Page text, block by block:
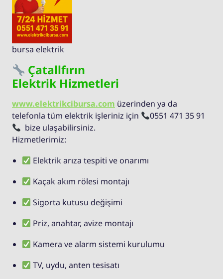
bursa elektrik
Çatallfırın
Elektrik Hizmetleri
www.elektrikcibursa.com üzerinden ya da
telefonla tüm elektrik işleriniz için
0551 471 35 91
bize ulaşabilirsiniz.
Hizmetlerimiz:
Elektrik arıza tespiti ve onarımı
Kaçak akım rölesi montajı
Sigorta kutusu değişimi
Priz, anahtar, avize montajı
Kamera ve alarm sistemi kurulumu
TV, uydu, anten tesisatı